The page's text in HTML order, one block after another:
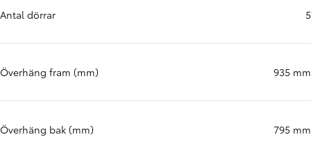
Antal dörrar 5
Överhäng fram (mm) 935 mm
Överhäng bak (mm) 795 mm